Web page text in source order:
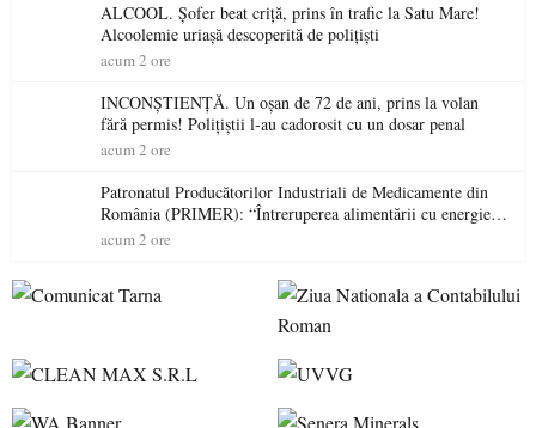
ALCOOL. Șofer beat criță, prins în trafic la Satu Mare!
Alcoolemie uriașă descoperită de polițiști
acum 2 ore
INCONȘTIENȚĂ. Un oșan de 72 de ani, prins la volan
fără permis! Polițiștii l-au cadorosit cu un dosar penal
acum 2 ore
Patronatul Producătorilor Industriali de Medicamente din
România (PRIMER): “Întreruperea alimentării cu energie
electrică a fabricilor de medicamente va pune în pericol
acum 2 ore